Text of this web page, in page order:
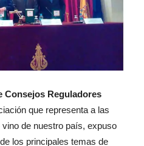
Consejos Reguladores
que representa a las
de nuestro país, expuso
los principales temas de